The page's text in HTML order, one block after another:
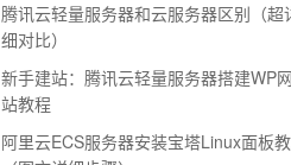
腾讯云轻量服务器和云服务器区别（超
细对比）
新手建站：腾讯云轻量服务器搭建WP网
站教程
阿里云ECS服务器安装宝塔Linux面板